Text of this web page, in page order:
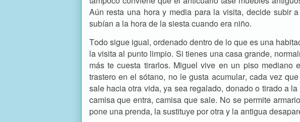
Aún resta una hora y media para la visita, decide subir
subían a la hora de la siesta cuando era niño.
Todo sigue igual, ordenado dentro de lo que es una
la visita al punto limpio. Si tienes una casa grande,
más te cuesta tirarlos. Miguel vive en un piso mediano
trastero en el sótano, no le gusta acumular, cada vez
sale hacia otra vida, ya sea regalado, donado o tirado a
camisa que entra, camisa que sale. No se permite
pone una prenda, la sustituye por otra y la antigua